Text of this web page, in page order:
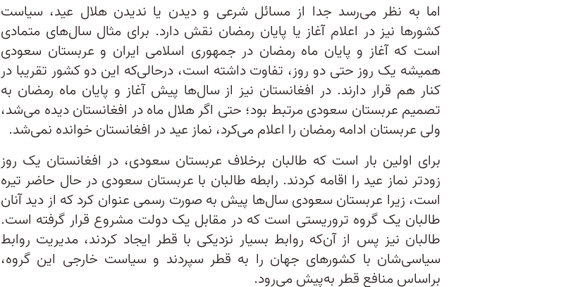
اما به نظر می‌رسد جدا از مسائل شرعی و دیدن یا ندیدن هلال عید، سیاست
کشورها نیز در اعلام آغاز یا پایان رمضان نقش دارد. برای مثال سال‌های متمادی
است که آغاز و پایان ماه رمضان در جمهوری اسلامی ایران و عربستان سعودی
همیشه یک روز حتی دو روز، تفاوت داشته است، درحالی‌که این دو کشور تقریبا در
کنار هم قرار دارند. در افغانستان نیز از سال‌ها پیش آغاز و پایان ماه رمضان به
تصمیم عربستان سعودی مرتبط بود؛ حتی اگر هلال ماه در افغانستان دیده می‌شد،
ولی عربستان ادامه رمضان را اعلام می‌کرد، نماز عید در افغانستان خوانده نمی‌شد.
برای اولین بار است که طالبان برخلاف عربستان سعودی، در افغانستان یک روز
زودتر نماز عید را اقامه کردند. رابطه طالبان با عربستان سعودی در حال حاضر تیره
است، زیرا عربستان سعودی سال‌ها پیش به صورت رسمی عنوان کرد که از دید آنان
طالبان یک گروه تروریستی‌ است که در مقابل یک دولت مشروع قرار گرفته است.
طالبان نیز پس از آن‌که روابط بسیار نزدیکی با قطر ایجاد کردند، مدیریت روابط
سیاسی‌شان با کشورهای جهان را به قطر سپردند و سیاست خارجی‌ این گروه،
براساس منافع قطر به‌پیش می‌رود.